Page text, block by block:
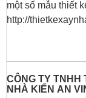
một số mẫu thiết
http://
CÔNG TY TNHH
NHÀ KIẾN AN